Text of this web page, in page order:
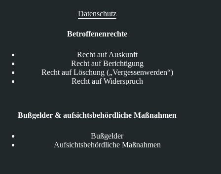
Datenschutz
Betroffenenrechte
Recht auf Auskunft
Recht auf Berichtigung
Recht auf Löschung („Vergessenwerden“)
Recht auf Widerspruch
Bußgelder & aufsichtsbehördliche Maßnahmen
Bußgelder
Aufsichtsbehördliche Maßnahmen